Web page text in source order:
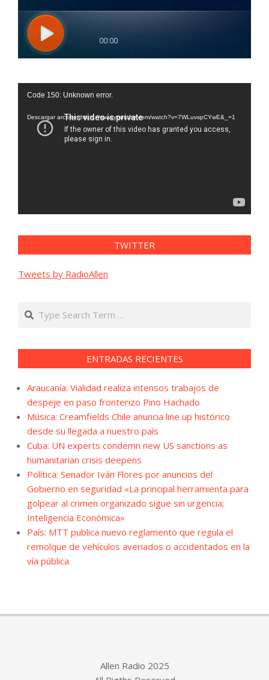
Reproductor
vídeo
Code 150: Unknown error.
Descargar archivo: https://www.youtube.com/watch?v=7WLuvspCYwE&_=1
TWITTER
Tweets by RadioAllen
Search
ENTRADAS RECIENTES
Araucanía: Vialidad realiza intensos trabajos de
despeje en paso fronterizo Pino Hachado
Música: Creamfields Chile anuncia line up histórico
desde su llegada a nuestro país
Cuba: UN experts condemn new US sanctions as
humanitarian crisis deepens
Política: Senador Iván Flores por anuncios del
Gobierno en seguridad «La principal herramienta para
golpear al crimen organizado sigue sin urgencia;
Inteligencia Económica»
País: MTT publica nuevo reglamento que regula el
remolque de vehículos averiados o accidentados en la
vía pública
Allen Radio 2025